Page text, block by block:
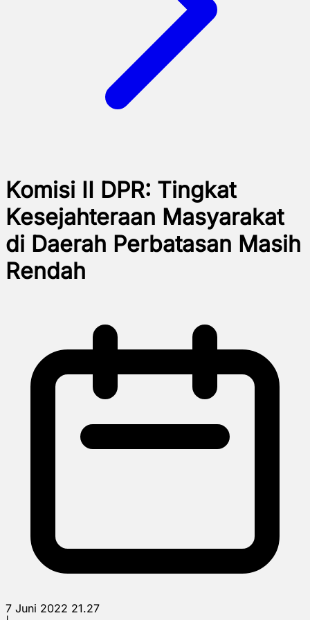
Komisi II DPR: Tingkat
Kesejahteraan Masyarakat
di Daerah Perbatasan Masih
Rendah
7 Juni 2022 21.27